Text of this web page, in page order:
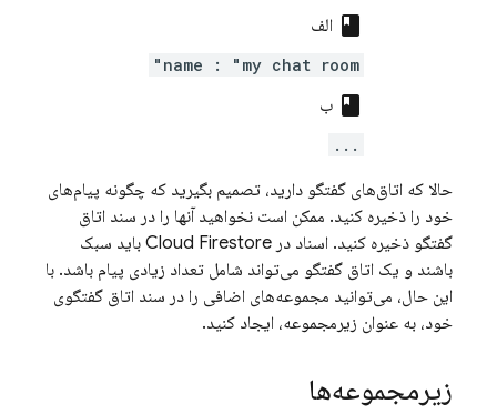
class الف
name : "my chat room"
class ب
...
حالا که اتاق‌های گفتگو دارید، تصمیم بگیرید که چگونه پیام‌های
خود را ذخیره کنید. ممکن است نخواهید آنها را در سند اتاق
گفتگو ذخیره کنید. اسناد در Cloud Firestore باید سبک
باشند و یک اتاق گفتگو می‌تواند شامل تعداد زیادی پیام باشد. با
این حال، می‌توانید مجموعه‌های اضافی را در سند اتاق گفتگوی
خود، به عنوان زیرمجموعه، ایجاد کنید.
زیرمجموعه‌ها